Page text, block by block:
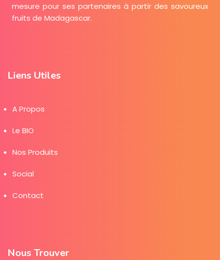
mesure pour ses partenaires à partir des savoureux
fruits de Madagascar.
Liens Utiles
A Propos
Le BIO
Nos Produits
Social
Contact
Nous Trouver